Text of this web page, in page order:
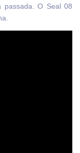
passada. O Seal 08